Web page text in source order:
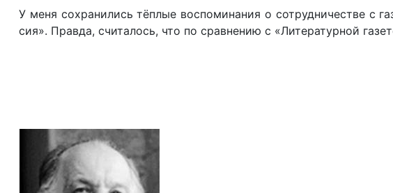
У ме­ня со­хра­ни­лись тёп­лые вос­по­ми­на­ния о со­труд­ни­че­ст­ве с
сия». Прав­да, счи­та­лось, что по срав­не­нию с «Ли­те­ра­тур­ной